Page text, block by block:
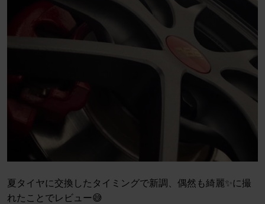
夏タイヤに交換したタイミングで新調、偶然も綺麗✨に撮
れたことでレビュー😅